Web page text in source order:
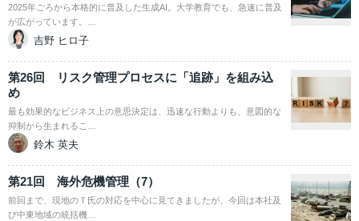
2025年ごろから本格的に普及した生成AI。大学教育でも、急速に普及
が広がっています。…
吉野 ヒロ子
第26回 リスク管理プロセスに「追跡」を組み込
め
最も効果的なビジネス上の意思決定は、迅速な行動よりも、意図的な
抑制から生まれるこ…
鈴木 英夫
第21回 海外危機管理（7）
前回まで、現地のＴ氏の対応を中心に見てきましたが、今回は本社及
び中東地域の統括機…